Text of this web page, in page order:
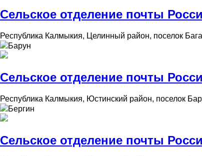
Сельское отделение почты
Республика Калмыкия, Целинный район, поселок
Барун
Сельское отделение почты
Республика Калмыкия, Юстинский район, поселок
Бергин
Сельское отделение почты